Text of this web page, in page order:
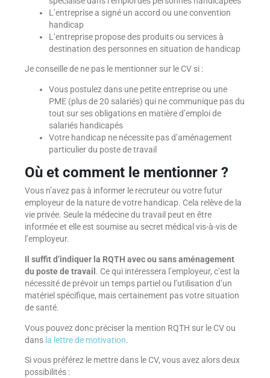
L’entreprise a signé un accord ou une convention
handicap
L’entreprise propose des produits ou services à
destination des personnes en situation de handicap
Je conseille de ne pas le mentionner sur le CV si :
Vous postulez dans une petite entreprise ou une
PME (plus de 20 salariés) qui ne communique pas du
tout sur ses obligations en matière d’emploi de
salariés handicapés
Votre handicap ne nécessite pas d’aménagement
particulier du poste de travail
Où et comment le mentionner ?
Vous n’avez pas à informer le recruteur ou votre futur
employeur de la nature de votre handicap. Cela relève de la
vie privée. Seule la médecine du travail peut en être
informée et elle est soumise au secret médical vis-à-vis de
l’employeur.
Il suffit d’indiquer la RQTH avec ou sans aménagement
du poste de travail . Ce qui intéressera l’employeur, c’est la
nécessité de prévoir un temps partiel ou l’utilisation d’un
matériel spécifique, mais certainement pas votre situation
de santé.
Vous pouvez donc préciser la mention RQTH sur le CV ou
dans la lettre de motivation.
Si vous préférez le mettre dans le CV, vous avez alors deux
possibilités :